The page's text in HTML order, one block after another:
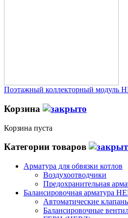
Поэтажный коллекторный модуль
Корзина
Корзина пуста
Категории товаров
Арматура для обвязки котлов
Воздухоотводчики
Предохранительная
Балансировочная арматура
Автоматические
Балансировочные